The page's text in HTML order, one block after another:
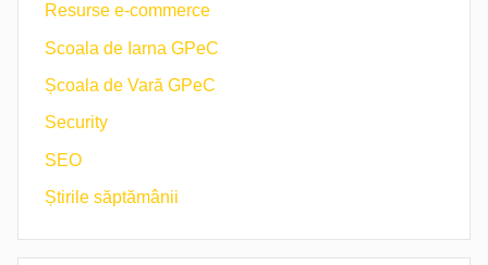
Resurse e-commerce
Scoala de Iarna GPeC
Școala de Vară GPeC
Security
SEO
Știrile săptămânii